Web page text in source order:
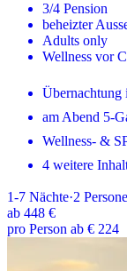
3/4 Pension
beheizter
Adults only
Wellness vor
Übernachtung
am Abend 5-
Wellness- &
4 weitere
1-7 Nächte·2
ab 448 €
pro Person ab € 224